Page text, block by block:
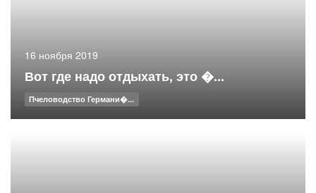
16 ноября 2019
Вот где надо отдыхать, это �...
Пчеловодство Германи�...